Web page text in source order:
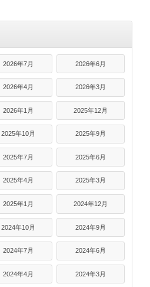
2026年7月 2026年6月
2026年4月 2026年3月
2026年1月 2025年12月
2025年10月 2025年9月
2025年7月 2025年6月
2025年4月 2025年3月
2025年1月 2024年12月
2024年10月 2024年9月
2024年7月 2024年6月
2024年4月 2024年3月